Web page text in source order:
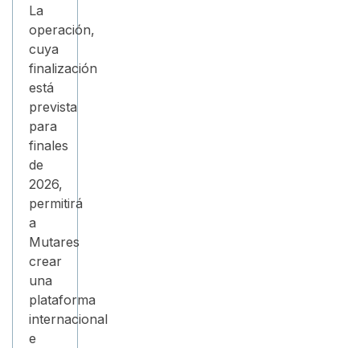
La
operación,
cuya
finalización
está
prevista
para
finales
de
2026,
permitirá
a
Mutares
crear
una
plataforma
internacional
e